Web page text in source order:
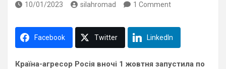
10/01/2023 silahromad 1 Comment
Facebook Twitter LinkedIn
Країна-агресор Росія вночі 1 жовтня запустила по